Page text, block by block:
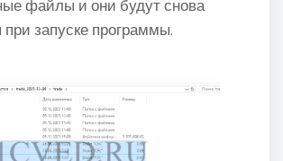
файлы и они будут снова
запуске программы.